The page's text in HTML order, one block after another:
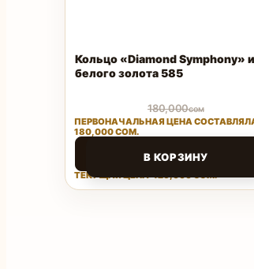
Кольцо «Diamond Symphony»
белого золота 585
180,000сом
ПЕРВОНАЧАЛЬНАЯ ЦЕНА
180,000 СОМ.
сом
ТЕКУЩАЯ ЦЕНА: 126,000 СОМ.
В КОРЗИНУ